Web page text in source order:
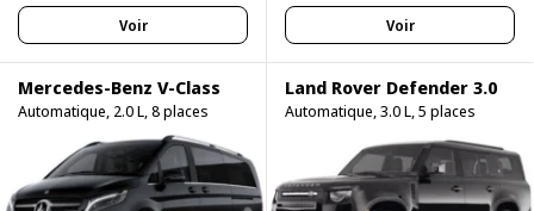
Voir Voir
Mercedes-Benz V-Class
Automatique, 2.0 L, 8 places
Land Rover Defender 3.0
Automatique, 3.0 L, 5 places